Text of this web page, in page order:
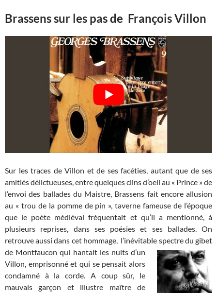
Brassens sur les pas de François Villon
Sur les traces de Villon et de ses facéties, autant que de ses
amitiés délictueuses, entre quelques clins d’oeil au « Prince » de
l’envoi des ballades du Maistre, Brassens fait encore allusion
au « trou de la pomme de pin », taverne fameuse de l’époque
que le poète médiéval fréquentait et qu’il a mentionné, à
plusieurs reprises, dans ses poésies et ses ballades. On
retrouve aussi dans cet hommage, l’inévitable spectre du gibet
de Montfaucon qui hantait les nuits d’un
Villon, emprisonné et qui se pensait alors
condamné à la corde. A coup sûr, le
mauvais garçon et illustre maître de